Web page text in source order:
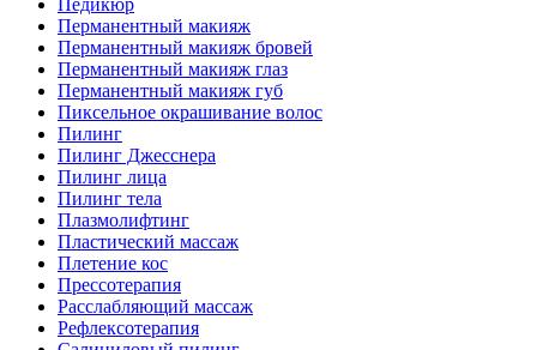
Перманентный макияж
Перманентный макияж бровей
Перманентный макияж глаз
Перманентный макияж губ
Пиксельное окрашивание волос
Пилинг
Пилинг Джесснера
Пилинг лица
Пилинг тела
Плазмолифтинг
Пластический массаж
Плетение кос
Прессотерапия
Расслабляющий массаж
Рефлексотерапия